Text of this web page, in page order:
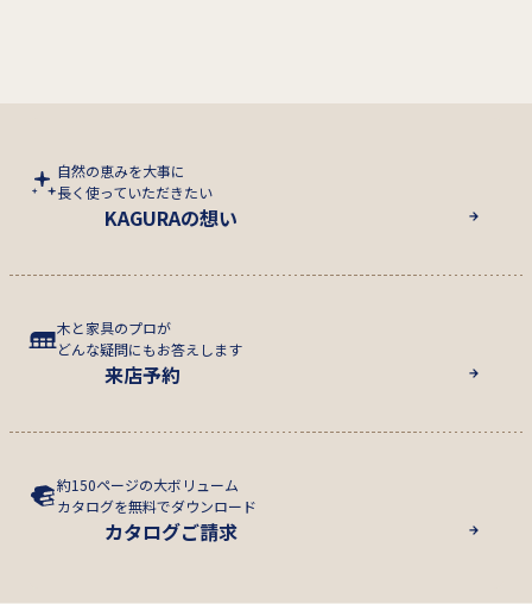
自然の恵みを大事に
長く使っていただきたい
KAGURAの想い
木と家具のプロが
どんな疑問にもお答えします
来店予約
約150ページの大ボリューム
カタログを無料でダウンロード
カタログご請求